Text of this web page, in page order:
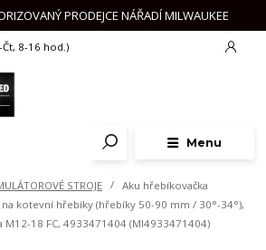
PRODEJCE NÁŘADÍ MILWAUKEE
Menu
Čt, 8-16 hod.)
STROJE
Aku hřebíkovačka
na kotevní hřebíky (hřebíky 50-90 mm / 30°-34°),
M12-18 FC, 4933471404 (MI4933471404)